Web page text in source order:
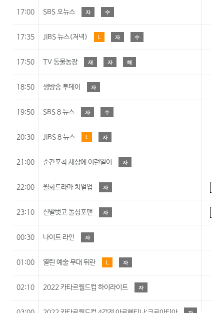
17:00 SBS 오뉴스 자 수
17:35 JIBS 뉴스(저녁) L 자 수
17:50 TV 동물농장 재 자 해
18:50 생방송 투데이 자
19:50 SBS 8 뉴스 자 수
20:30 JIBS 8 뉴스 L 자
21:00 순간포착 세상에 이런일이 자
22:00 월화드라마 치얼업 자
23:10 신발벗고 돌싱포맨 자
00:30 나이트 라인 자
01:00 열린 예술 무대 뒤란 L 자
02:10 2022 카타르월드컵 하이라이트 자